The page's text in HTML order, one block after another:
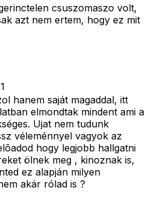
csuszomaszo volt,
azt nem ertem, hogy ez mit
hanem saját magaddal, itt
elmondtak mindent ami a
Ujat nem tudunk
véleménnyel vagyok az
hogy legjobb hallgatni
ölnek meg , kinoznak is,
ez alapján milyen
akár rólad is ?